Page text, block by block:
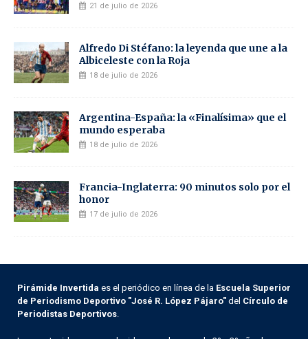
21 de julio de 2026
Alfredo Di Stéfano: la leyenda que une a la
Albiceleste con la Roja
18 de julio de 2026
Argentina-España: la «Finalísima» que el
mundo esperaba
18 de julio de 2026
Francia-Inglaterra: 90 minutos solo por el
honor
17 de julio de 2026
Pirámide Invertida es el periódico en línea de la Escuela Superior
de Periodismo Deportivo "José R. López Pájaro" del Círculo de
Periodistas Deportivos